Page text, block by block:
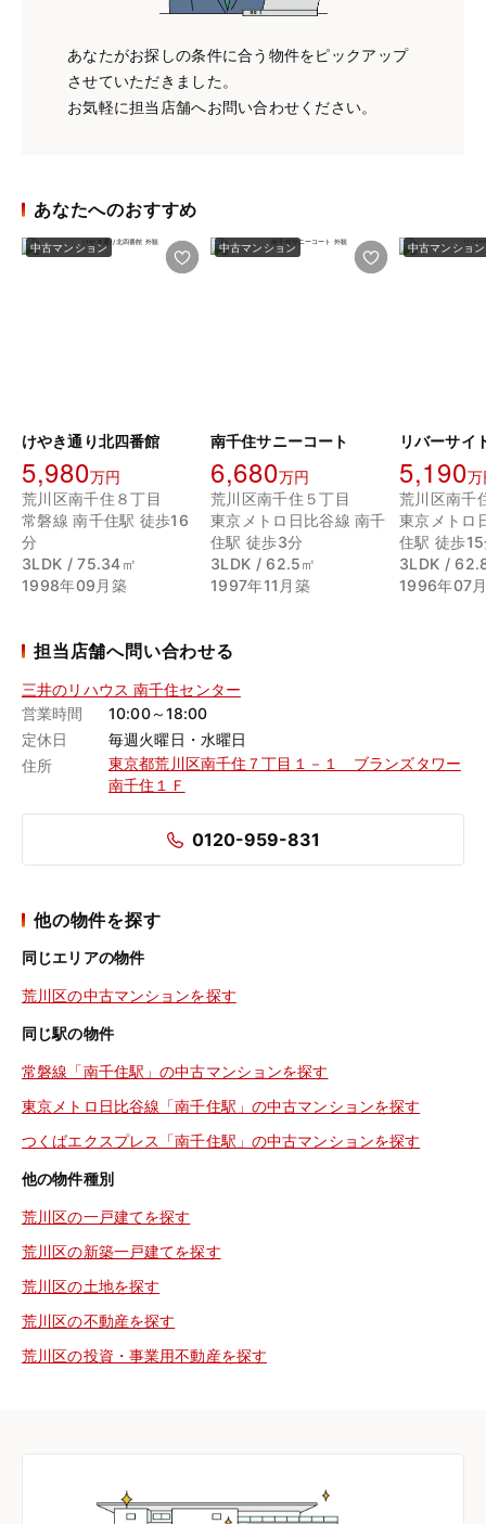
あなたがお探しの条件に合う物件をピックアップ
させていただきました。
お気軽に担当店舗へお問い合わせください。
あなたへのおすすめ
中古マンション
けやき通り北四番館
5,980万円
荒川区南千住８丁目
常磐線 南千住駅 徒歩16
分
3LDK / 75.34㎡
1998年09月築
中古マンション
南千住サニーコート
6,680万円
荒川区南千住５丁目
東京メトロ日比谷線 南千
住駅 徒歩3分
3LDK / 62.5㎡
1997年11月築
中古マンション
リバーサイ
5,190万
荒川区南千
東京メトロ
住駅 徒歩
3LDK /
1996年07
担当店舗へ問い合わせる
三井のリハウス 南千住センター
営業時間
10:00～18:00
定休日
毎週火曜日・水曜日
住所
東京都荒川区南千住７丁目１－１ ブランズタワー
南千住１Ｆ
0120-959-831
他の物件を探す
同じエリアの物件
荒川区の中古マンションを探す
同じ駅の物件
常磐線「南千住駅」の中古マンションを探す
東京メトロ日比谷線「南千住駅」の中古マンションを探す
つくばエクスプレス「南千住駅」の中古マンションを探す
他の物件種別
荒川区の一戸建てを探す
荒川区の新築一戸建てを探す
荒川区の土地を探す
荒川区の不動産を探す
荒川区の投資・事業用不動産を探す